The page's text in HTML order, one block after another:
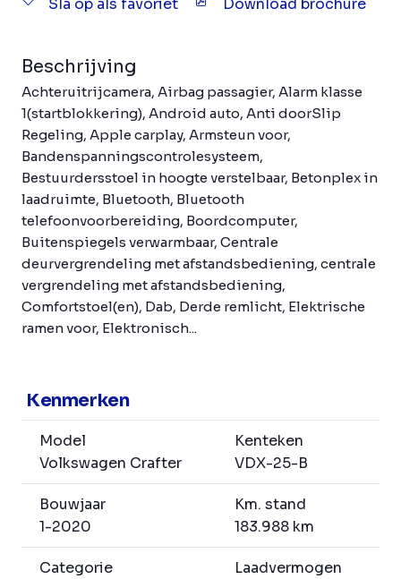
Sla op als favoriet Download brochure
Beschrijving
Achteruitrijcamera, Airbag passagier, Alarm klasse
1(startblokkering), Android auto, Anti doorSlip
Regeling, Apple carplay, Armsteun voor,
Bandenspanningscontrolesysteem,
Bestuurdersstoel in hoogte verstelbaar, Betonplex in
laadruimte, Bluetooth, Bluetooth
telefoonvoorbereiding, Boordcomputer,
Buitenspiegels verwarmbaar, Centrale
deurvergrendeling met afstandsbediening, centrale
vergrendeling met afstandsbediening,
Comfortstoel(en), Dab, Derde remlicht, Elektrische
ramen voor, Elektronisch...
Kenmerken
Model
Volkswagen Crafter
Kenteken
VDX-25-B
Bouwjaar
1-2020
Km. stand
183.988 km
Categorie
Laadvermogen